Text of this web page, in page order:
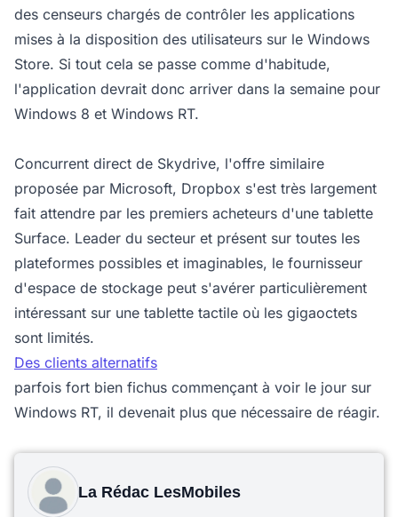
des censeurs chargés de contrôler les applications
mises à la disposition des utilisateurs sur le Windows
Store. Si tout cela se passe comme d'habitude,
l'application devrait donc arriver dans la semaine pour
Windows 8 et Windows RT.
Concurrent direct de Skydrive, l'offre similaire
proposée par Microsoft, Dropbox s'est très largement
fait attendre par les premiers acheteurs d'une tablette
Surface. Leader du secteur et présent sur toutes les
plateformes possibles et imaginables, le fournisseur
d'espace de stockage peut s'avérer particulièrement
intéressant sur une tablette tactile où les gigaoctets
sont limités.
Des clients alternatifs
parfois fort bien fichus commençant à voir le jour sur
Windows RT, il devenait plus que nécessaire de réagir.
La Rédac LesMobiles